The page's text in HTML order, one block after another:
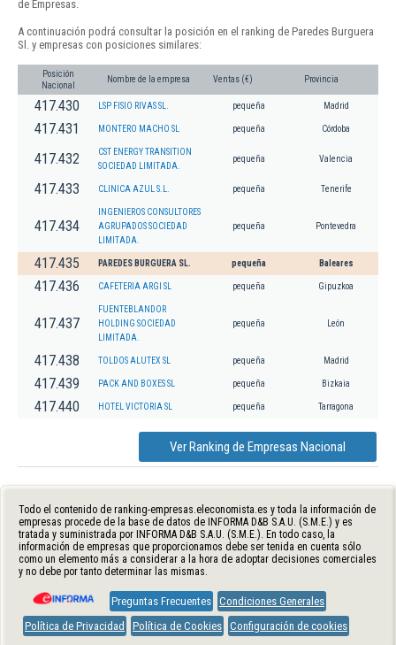
de Empresas.
A continuación podrá consultar la posición en el ranking de Paredes Burguera
Sl. y empresas con posiciones similares:
Posición
Nacional
Nombre de la empresa Ventas (€) Provincia
417.430 LSP FISIO RIVAS SL. pequeña Madrid
417.431 MONTERO MACHO SL pequeña Córdoba
417.432
CST ENERGY TRANSITION
SOCIEDAD LIMITADA.
pequeña Valencia
417.433 CLINICA AZUL S.L. pequeña Tenerife
417.434
INGENIEROS CONSULTORES
AGRUPADOS SOCIEDAD
LIMITADA.
pequeña Pontevedra
417.435 PAREDES BURGUERA SL. pequeña Baleares
417.436 CAFETERIA ARGI SL pequeña Gipuzkoa
417.437
FUENTEBLANDOR
HOLDING SOCIEDAD
LIMITADA.
pequeña León
417.438 TOLDOS ALUTEX SL pequeña Madrid
417.439 PACK AND BOXES SL pequeña Bizkaia
417.440 HOTEL VICTORIA SL pequeña Tarragona
Ver Ranking de Empresas Nacional
Todo el contenido de ranking-empresas.eleconomista.es y toda la información de
empresas procede de la base de datos de INFORMA D&B S.A.U. (S.M.E.) y es
tratada y suministrada por INFORMA D&B S.A.U. (S.M.E.). En todo caso, la
información de empresas que proporcionamos debe ser tenida en cuenta sólo
como un elemento más a considerar a la hora de adoptar decisiones comerciales
y no debe por tanto determinar las mismas.
Preguntas Frecuentes Condiciones Generales
Política de Privacidad
Política de Cookies Configuración de cookies